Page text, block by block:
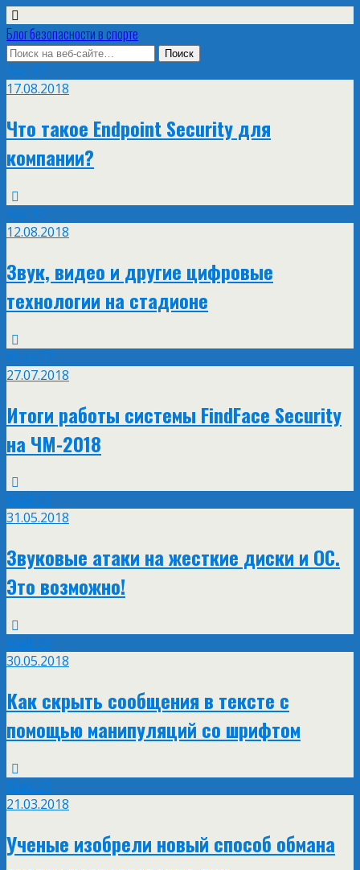
Блог безопасности в спорте
Авг 17
17.08.2018
Что такое Endpoint Security для
компании?
Авг 12
12.08.2018
Звук, видео и другие цифровые
технологии на стадионе
Июл 27
27.07.2018
Итоги работы системы FindFace Security
на ЧМ-2018
Май 31
31.05.2018
Звуковые атаки на жесткие диски и ОС.
Это возможно!
Май 30
30.05.2018
Как скрыть сообщения в тексте с
помощью манипуляций со шрифтом
Мар 21
21.03.2018
Ученые изобрели новый способ обмана